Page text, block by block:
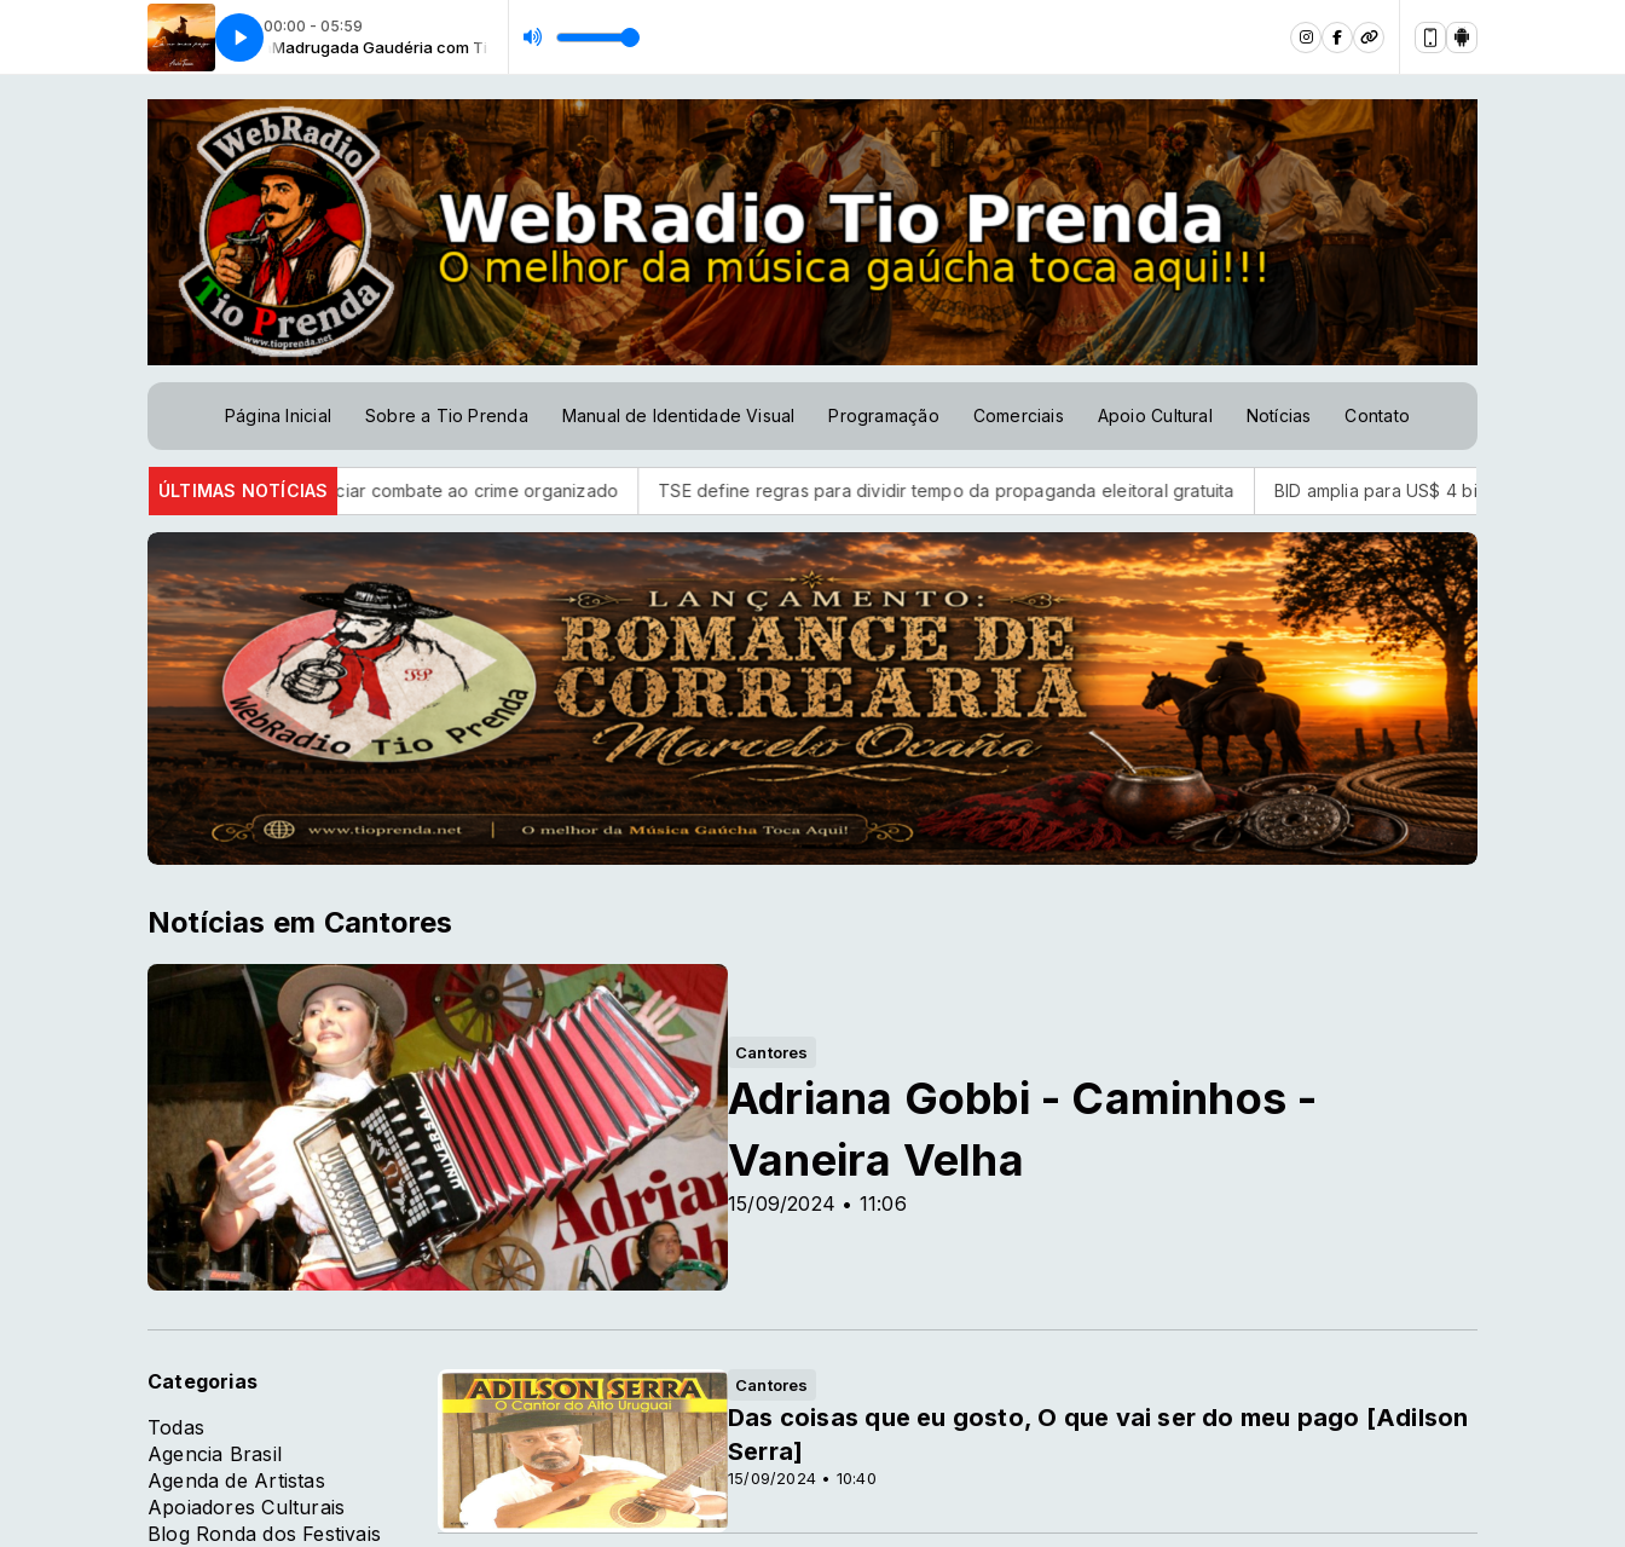
00:00 - 05:59
Gaudéria com Tio PrendaMadrugada Gaudéria com Tio Prenda
[Andre Teixeira-2026]CHININHA DE TRANÇA [Andre Teixeira-2026]
Página Inicial Sobre a Tio Prenda Manual de Identidade Visual Programação Comerciais Apoio Cultural Notícias Contato
ÚLTIMAS NOTÍCIAS
acordo para financiar combate ao crime organizado TSE define regras para dividir tempo da propaganda eleitoral gratuita BID amplia para US$ 4 bilhões o fundo para segurança na
Notícias em Cantores
Cantores
15/09/2024 • 11:06
Adriana Gobbi - Caminhos -
Vaneira Velha
Categorias
Todas
Agencia Brasil
Agenda de Artistas
Apoiadores Culturais
Blog Ronda dos Festivais
Cantores
15/09/2024 • 10:40
Das coisas que eu gosto, O que vai ser do meu pago [Adilson
Serra]